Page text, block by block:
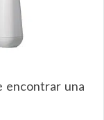
encontrar una